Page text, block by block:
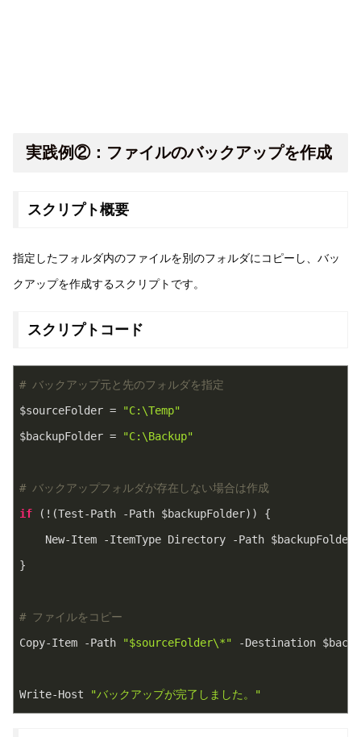
実践例②：ファイルのバックアップを作成
スクリプト概要
指定したフォルダ内のファイルを別のフォルダにコピーし、バッ
クアップを作成するスクリプトです。
スクリプトコード
# バックアップ元と先のフォルダを指定
$sourceFolder =
"C:\Temp"
$backupFolder =
"C:\Backup"
# バックアップフォルダが存在しない場合は作成
if (!(Test-Path -Path $backupFolder)) {
    New-Item -ItemType Directory -Path $backupFolder
}
# ファイルをコピー
Copy-Item -Path
"$sourceFolder\*" -Destination
Write-Host "バックアップが完了しました。"